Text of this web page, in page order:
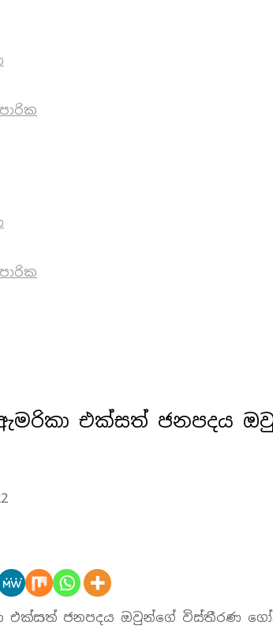
එක්සත් ජනපදය
එක්සත් ජනපදය ඔවුන්ගේ විස්තීරණ